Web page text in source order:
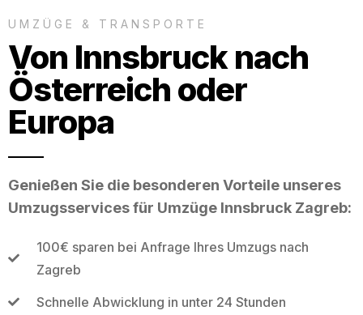
UMZÜGE & TRANSPORTE
Von Innsbruck nach
Österreich oder
Europa
Genießen Sie die besonderen Vorteile unseres
Umzugsservices für Umzüge Innsbruck Zagreb:
100€ sparen bei Anfrage Ihres Umzugs nach
Zagreb
Schnelle Abwicklung in unter 24 Stunden